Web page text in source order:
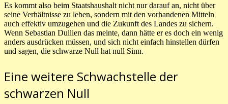
Es kommt also beim Staatshaushalt nicht nur darauf an, nicht über
seine Verhältnisse zu leben, sondern mit den vorhandenen Mitteln
auch effektiv umzugehen und die Zukunft des Landes zu sichern.
Wenn Sebastian Dullien das meinte, dann hätte er es doch ein wenig
anders ausdrücken müssen, und sich nicht einfach hinstellen dürfen
und sagen, die schwarze Null hat null Sinn.
Eine weitere Schwachstelle der
schwarzen Null